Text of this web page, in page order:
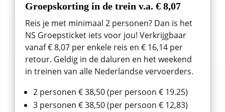
Groepskorting in de trein v.a. € 8,07
Reis je met minimaal 2 personen? Dan is het
NS Groepsticket iets voor jou! Verkrijgbaar
vanaf € 8,07 per enkele reis en € 16,14 per
retour. Geldig in de daluren en het weekend
in treinen van alle Nederlandse vervoerders.
2 personen € 38,50 (per persoon € 19.25)
3 personen € 38,50 (per persoon € 12,83)